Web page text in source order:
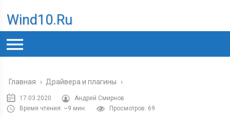
Wind10.ru
Главная › Драйвера и плагины ›
17.03.2020
Андрей Смирнов
Время чтения: ~9 мин.
Просмотров: 69